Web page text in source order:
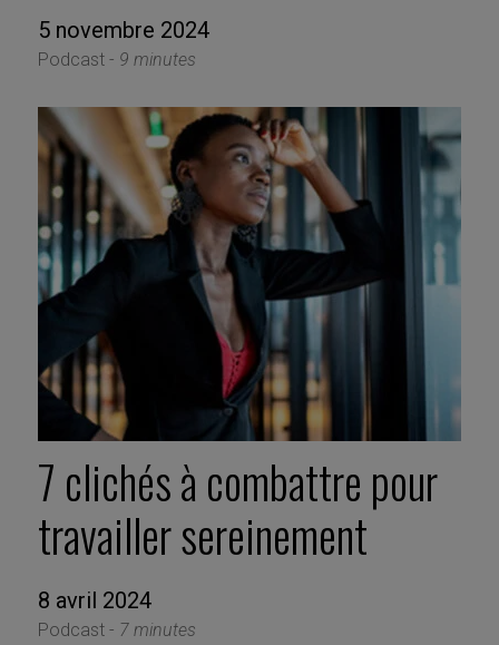
5 novembre 2024
Podcast - 9 minutes
7 clichés à combattre pour
travailler sereinement
8 avril 2024
Podcast - 7 minutes